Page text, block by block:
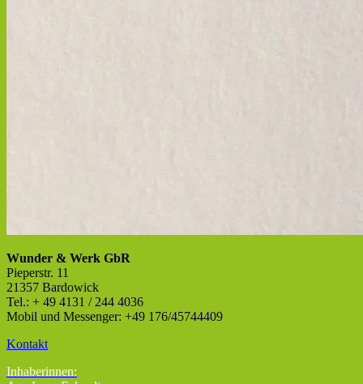
Wunder & Werk GbR
Pieperstr. 11
21357 Bardowick
Tel.: + 49 4131 / 244 4036
Mobil und Messenger: +49 176/45744409
Kontakt
Inhaberinnen: